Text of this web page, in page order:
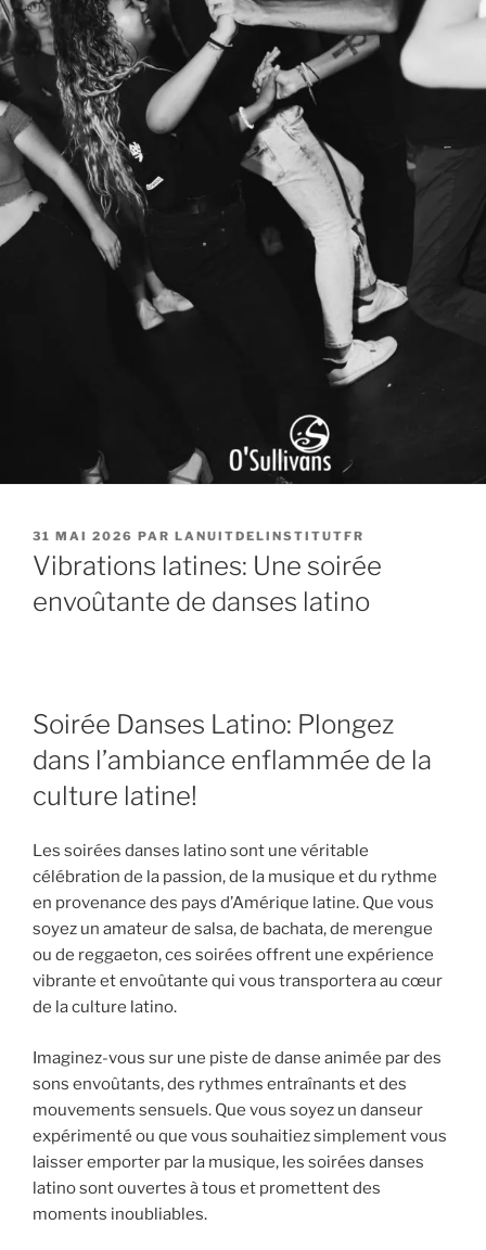
PUBLIÉ
LE
31 MAI 2026 PAR LANUITDELINSTITUTFR
Vibrations latines: Une soirée
envoûtante de danses latino
Soirée Danses Latino: Plongez
dans l’ambiance enflammée de la
culture latine!
Les soirées danses latino sont une véritable
célébration de la passion, de la musique et du rythme
en provenance des pays d’Amérique latine. Que vous
soyez un amateur de salsa, de bachata, de merengue
ou de reggaeton, ces soirées offrent une expérience
vibrante et envoûtante qui vous transportera au cœur
de la culture latino.
Imaginez-vous sur une piste de danse animée par des
sons envoûtants, des rythmes entraînants et des
mouvements sensuels. Que vous soyez un danseur
expérimenté ou que vous souhaitiez simplement vous
laisser emporter par la musique, les soirées danses
latino sont ouvertes à tous et promettent des
moments inoubliables.